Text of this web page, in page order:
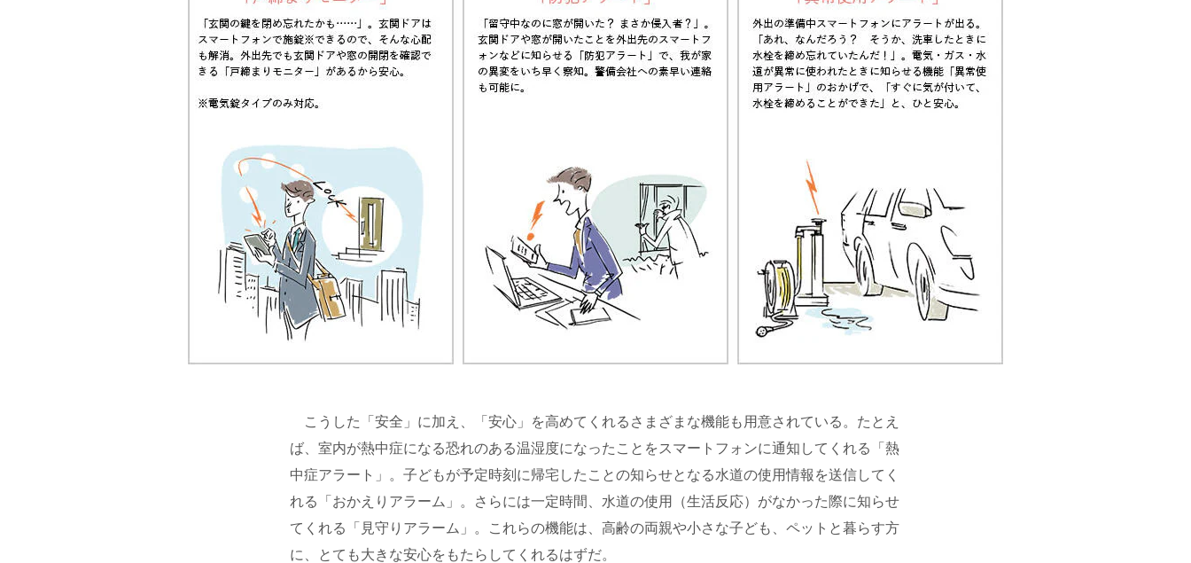
こうした「安全」に加え、「安心」を高めてくれるさまざまな機能も用意されている。たとえ
ば、室内が熱中症になる恐れのある温湿度になったことをスマートフォンに通知してくれる「熱
中症アラート」。子どもが予定時刻に帰宅したことの知らせとなる水道の使用情報を送信してく
れる「おかえりアラーム」。さらには一定時間、水道の使用（生活反応）がなかった際に知らせ
てくれる「見守りアラーム」。これらの機能は、高齢の両親や小さな子ども、ペットと暮らす方
に、とても大きな安心をもたらしてくれるはずだ。